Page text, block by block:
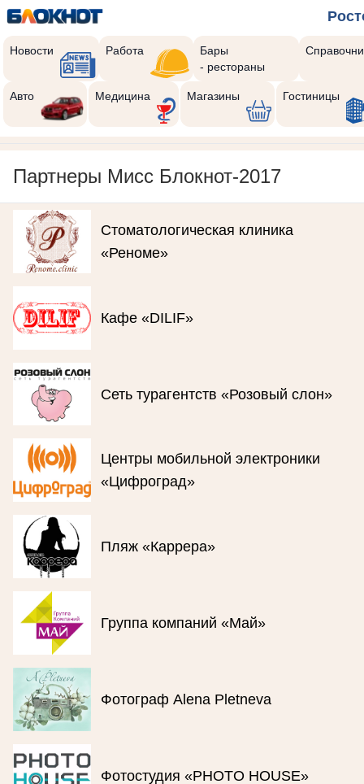
Новости Работа
Бары
- рестораны
Авто Медицина Магазины Гостиницы
Партнеры Мисс Блокнот-2017
Стоматологическая клиника
«Реноме»
Кафе «DILIF»
Сеть турагентств «Розовый слон»
Центры мобильной электроники
«Цифроград»
Пляж «Каррера»
Группа компаний «Май»
Фотограф Alena Pletneva
Фотостудия «PHOTO HOUSE»